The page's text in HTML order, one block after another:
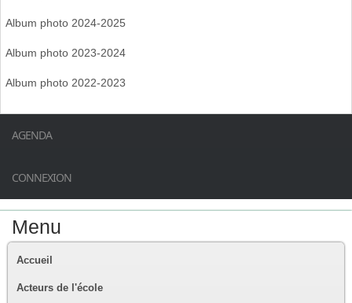
Album photo 2024-2025
Album photo 2023-2024
Album photo 2022-2023
AGENDA
CONNEXION
Menu
Accueil
Acteurs de l'école